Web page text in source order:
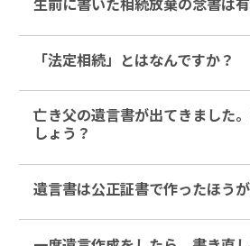
「法定相続」とはなんですか？
亡き父の遺言書が出てきました
しょう？
遺言書は公正証書で作ったほう